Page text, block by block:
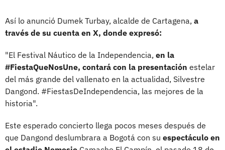
Así lo anunció Dumek Turbay, alcalde de Cartagena, a
través de su cuenta en X, donde expresó:
"El Festival Náutico de la Independencia, en la
#FiestaQueNosUne, contará con la presentación estelar
del más grande del vallenato en la actualidad, Silvestre
Dangond. #FiestasDeIndependencia, las mejores de la
historia".
Este esperado concierto llega pocos meses después de
que Dangond deslumbrara a Bogotá con su espectáculo en